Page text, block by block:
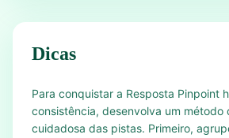
Dicas
Para conquistar a Resposta Pinpoint
consistência, desenvolva um método
cuidadosa das pistas. Primeiro,